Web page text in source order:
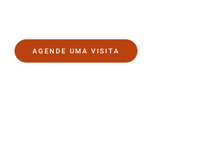
AGENDE UMA VISITA